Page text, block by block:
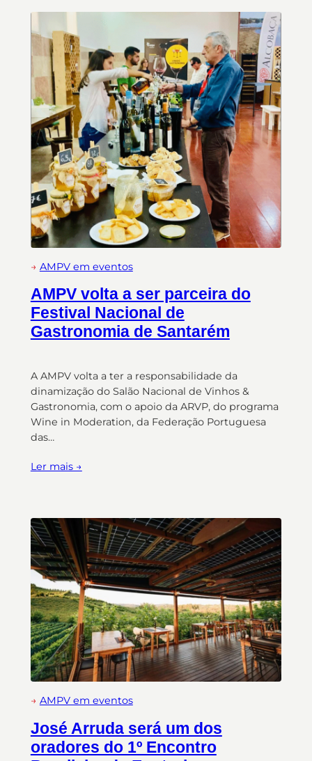
→ AMPV em eventos
AMPV volta a ser parceira do
Festival Nacional de
Gastronomia de Santarém
A AMPV volta a ter a responsabilidade da
dinamização do Salão Nacional de Vinhos &
Gastronomia, com o apoio da ARVP, do programa
Wine in Moderation, da Federação Portuguesa
das…
Ler mais →
→ AMPV em eventos
José Arruda será um dos
oradores do 1º Encontro